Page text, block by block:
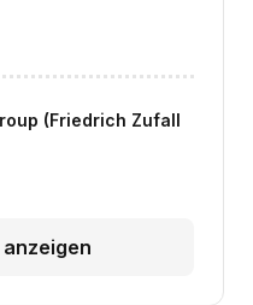
(Friedrich Zufall